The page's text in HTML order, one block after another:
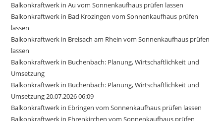
Balkonkraftwerk in Au vom Sonnenkaufhaus prüfen lassen
Balkonkraftwerk in Bad Krozingen vom Sonnenkaufhaus prüfen
lassen
Balkonkraftwerk in Breisach am Rhein vom Sonnenkaufhaus prüfen
lassen
Balkonkraftwerk in Buchenbach: Planung, Wirtschaftlichkeit und
Umsetzung
Balkonkraftwerk in Buchenbach: Planung, Wirtschaftlichkeit und
Umsetzung 20.07.2026 06:09
Balkonkraftwerk in Ebringen vom Sonnenkaufhaus prüfen lassen
Balkonkraftwerk in Ehrenkirchen vom Sonnenkaufhaus prüfen